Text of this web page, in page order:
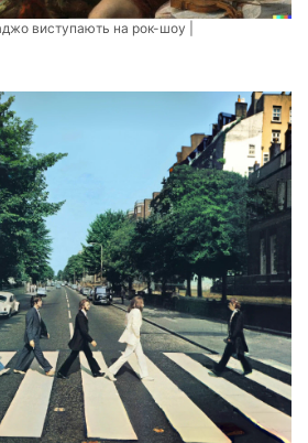
виступають на рок-шоу |